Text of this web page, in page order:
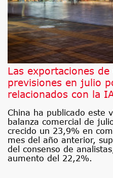
Las exportaciones de
previsiones en julio
relacionados con la
China ha publicado este
balanza comercial de
crecido un 23,9% en
mes del año anterior,
del consenso de
aumento del 22,2%.